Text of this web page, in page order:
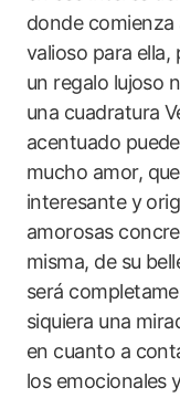
donde
valioso para
un regalo lujoso
una cuadratura
acentuado
mucho amor,
interesante y
amorosas
misma, de su
será
siquiera una
en cuanto a
los emocionales